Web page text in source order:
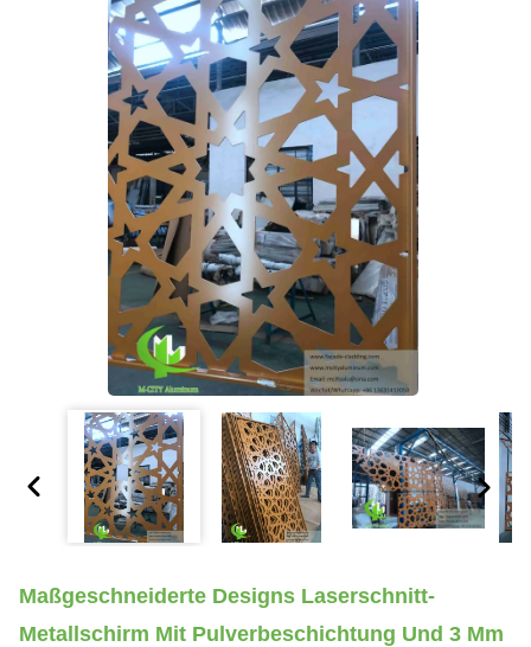
Maßgeschneiderte Designs Laserschnitt-
Metallschirm Mit Pulverbeschichtung Und 3 Mm